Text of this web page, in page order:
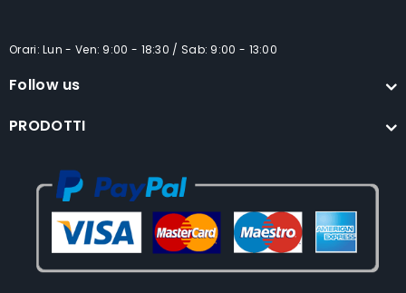
Orari: Lun - Ven: 9:00 - 18:30 / Sab: 9:00 - 13:00
Follow us
PRODOTTI